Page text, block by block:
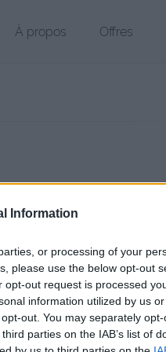
Information
or processing of your
please use the below opt-out
out request is processed
information utilized by us
out. You may separately
parties on the IAB’s list of
À propos Offres
depuis l'adresse IP
1442 fois depuis l'envoi du
Copier
Web et les